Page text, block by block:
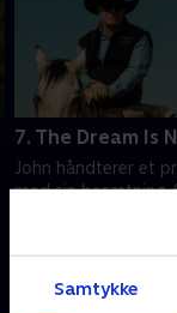
Samtykke
7. The Dream Is
John håndterer et
med sin besætning.